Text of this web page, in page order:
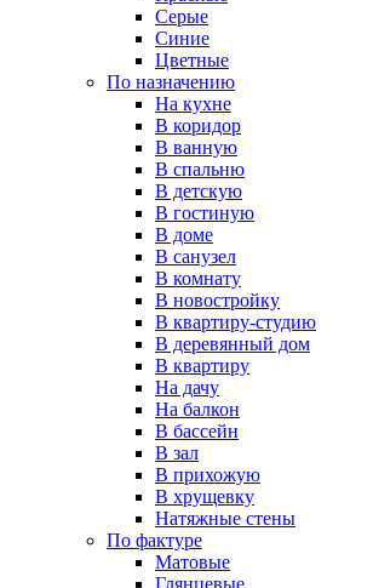
Серые
Синие
Цветные
По назначению
На кухне
В коридор
В ванную
В спальню
В детскую
В гостиную
В доме
В санузел
В комнату
В новостройку
В квартиру-студию
В деревянный дом
В квартиру
На дачу
На балкон
В бассейн
В зал
В прихожую
В хрущевку
Натяжные стены
По фактуре
Матовые
Глянцевые